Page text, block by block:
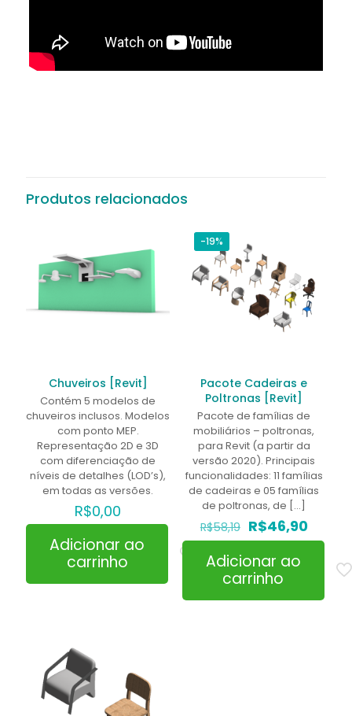
Produtos relacionados
Chuveiros [Revit]
Contém 5 modelos de
chuveiros inclusos. Modelos
com ponto MEP.
Representação 2D e 3D
com diferenciação de
níveis de detalhes (LOD’s),
em todas as versões.
R$0,00
Adicionar ao
carrinho
-19%
Pacote Cadeiras e
Poltronas [Revit]
Pacote de famílias de
mobiliários – poltronas,
para Revit (a partir da
versão 2020). Principais
funcionalidades: 11 famílias
de cadeiras e 05 famílias
de poltronas, de […]
R$58,19 O
preço
original
era:
R$58,19.
R$46,90O
preço
Adicionar ao
carrinho